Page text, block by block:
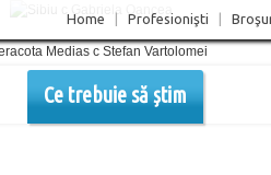
Home Profesionişti
Ce trebuie să știm